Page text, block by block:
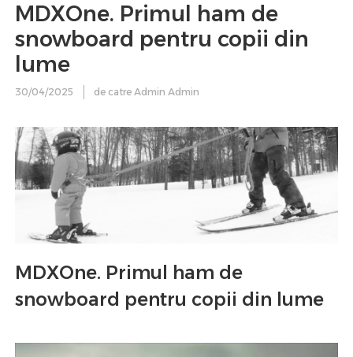
MDXOne. Primul ham de
snowboard pentru copii din
lume
30/04/2025 de catre Admin Admin
MDXOne. Primul ham de
snowboard pentru copii din lume